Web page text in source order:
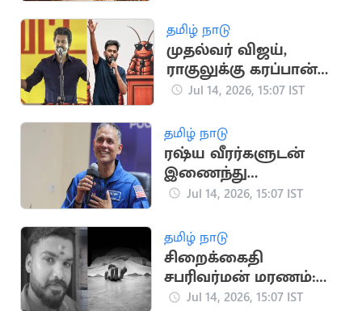
தமிழ் நாடு
முதல்வர் விஜய்,
ராகுலுக்கு கரப்பான்
பூச்சி கட்சி போராட
Jul 14, 2026, 15:07 IST
தமிழ் நாடு
ரஷ்ய வீரர்களுடன்
இணைந்து
விண்வெளி
தொடங்கினார் அனில்
மேனன்
Jul 14, 2026, 15:07 IST
தமிழ் நாடு
சிறைக்கைதி
சபரிவர்மன் மரணம்:
உடலில் 19 காயங்கள்
Jul 14, 2026, 15:07 IST